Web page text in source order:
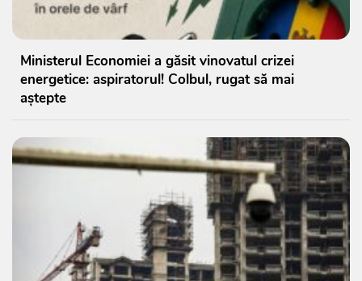
Ministerul Economiei a găsit vinovatul crizei
energetice: aspiratorul! Colbul, rugat să mai
aștepte